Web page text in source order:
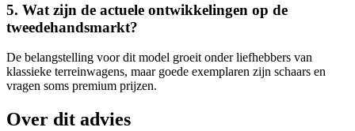
5. Wat zijn de actuele ontwikkelingen op de
tweedehandsmarkt?
De belangstelling voor dit model groeit onder liefhebbers van
klassieke terreinwagens, maar goede exemplaren zijn schaars en
vragen soms premium prijzen.
Over dit advies